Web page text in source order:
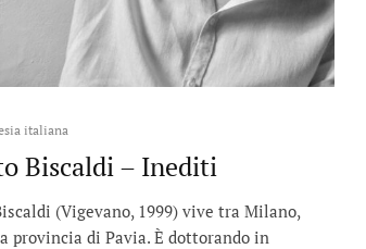
italiana
Biscaldi – Inediti
(Vigevano, 1999) vive tra Milano,
provincia di Pavia. È dottorando in